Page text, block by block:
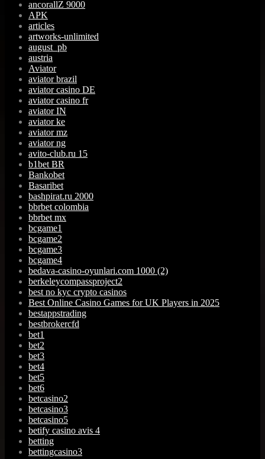
ancorallZ 9000
APK
articles
artworks-unlimited
august_pb
austria
Aviator
aviator brazil
aviator casino DE
aviator casino fr
aviator IN
aviator ke
aviator mz
aviator ng
avito-club.ru 15
b1bet BR
Bankobet
Basaribet
bashpirat.ru 2000
bbrbet colombia
bbrbet mx
bcgame1
bcgame2
bcgame3
bcgame4
bedava-casino-oyunlari.com 1000 (2)
berkeleycompassproject2
best no kyc crypto casinos
Best Online Casino Games for UK Players in 2025
bestappstrading
bestbrokercfd
bet1
bet2
bet3
bet4
bet5
bet6
betcasino2
betcasino3
betcasino5
betify casino avis 4
betting
bettingcasino3